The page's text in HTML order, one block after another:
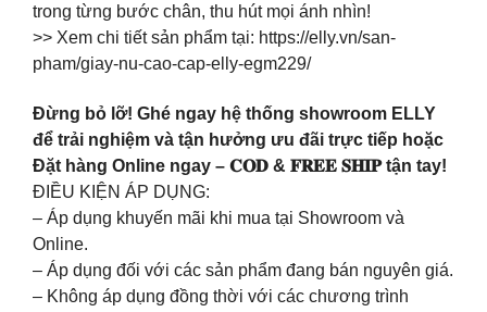
trong từng bước chân, thu hút mọi ánh nhìn!
>> Xem chi tiết sản phẩm tại: https://elly.vn/san-
pham/giay-nu-cao-cap-elly-egm229/
Đừng bỏ lỡ! Ghé ngay hệ thống showroom ELLY
để trải nghiệm và tận hưởng ưu đãi trực tiếp hoặc
Đặt hàng Online ngay – 𝐂𝐎𝐃 & 𝐅𝐑𝐄𝐄 𝐒𝐇𝐈𝐏 tận tay!
ĐIỀU KIỆN ÁP DỤNG:
– Áp dụng khuyến mãi khi mua tại Showroom và
Online.
– Áp dụng đối với các sản phẩm đang bán nguyên giá.
– Không áp dụng đồng thời với các chương trình